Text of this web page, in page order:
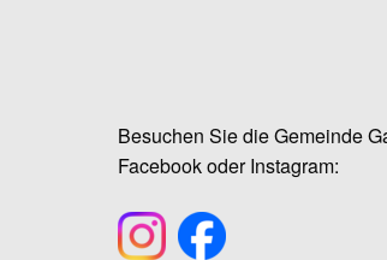
Besuchen Sie die Gemeinde
Facebook oder Instagram: